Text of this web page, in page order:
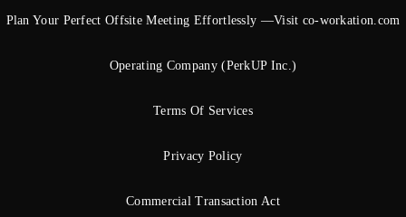
Plan Your Perfect Offsite Meeting Effortlessly —Visit co-workation.com
Operating Company (PerkUP Inc.)
Terms Of Services
Privacy Policy
Commercial Transaction Act